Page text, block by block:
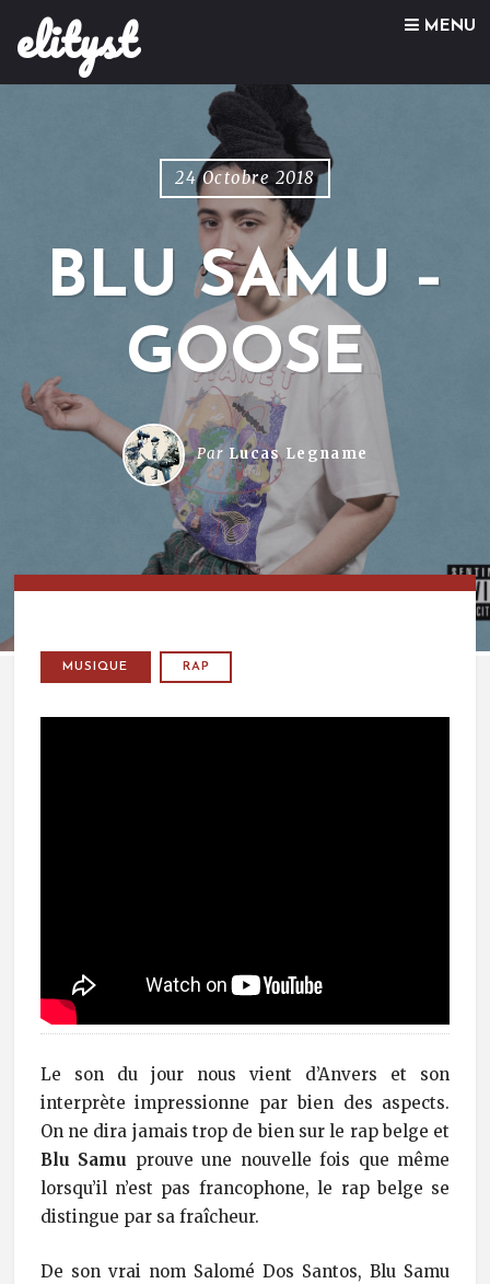
elityst MENU
Skip to content
24 Octobre 2018
BLU SAMU –
GOOSE
Par Lucas Legname
MUSIQUE RAP
Le son du jour nous vient d’Anvers et son
interprète impressionne par bien des aspects.
On ne dira jamais trop de bien sur le rap belge et
Blu Samu prouve une nouvelle fois que même
lorsqu’il n’est pas francophone, le rap belge se
distingue par sa fraîcheur.
De son vrai nom Salomé Dos Santos, Blu Samu